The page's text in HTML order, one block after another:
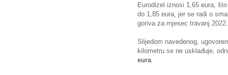
Eurodizel iznosi 1,65 eura,
do 1,85 eura, jer se radi o
goriva za mjesec travanj 2022.
Slijedom navedenog,
kilometru se ne usklađuje,
eura.